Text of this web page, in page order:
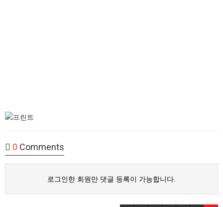
0 Comments
로그인한 회원만 댓글 등록이 가능합니다.